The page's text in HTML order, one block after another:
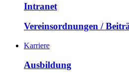
Intranet
Vereinsordnungen /
Karriere
Ausbildung